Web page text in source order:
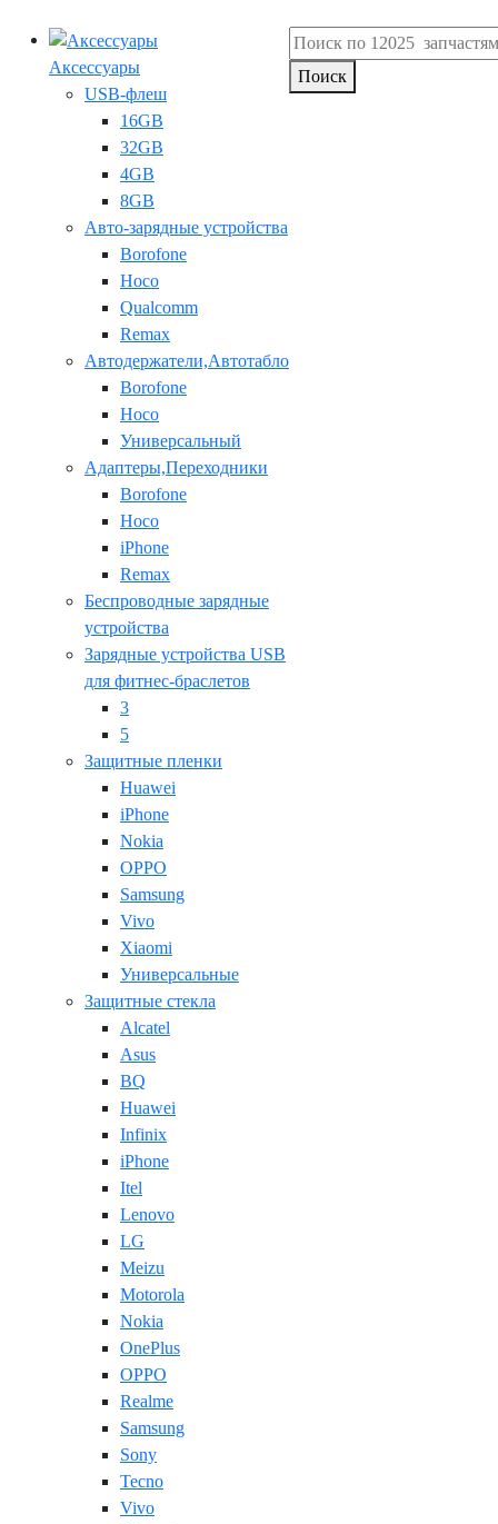
Аксессуары
USB-флеш
16GB
32GB
4GB
8GB
Авто-зарядные устройства
Borofone
Hoco
Qualcomm
Remax
Автодержатели,Автотабло
Borofone
Hoco
Универсальный
Адаптеры,Переходники
Borofone
Hoco
iPhone
Remax
Беспроводные зарядные
устройства
Зарядные устройства USB
для фитнес-браслетов
3
5
Защитные пленки
Huawei
iPhone
Nokia
OPPO
Samsung
Vivo
Xiaomi
Универсальные
Защитные стекла
Alcatel
Asus
BQ
Huawei
Infinix
iPhone
Itel
Lenovo
LG
Meizu
Motorola
Nokia
OnePlus
OPPO
Realme
Samsung
Sony
Tecno
Vivo
Поиск